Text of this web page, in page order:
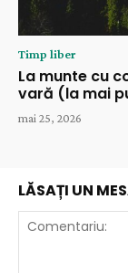
Timp liber
La munte cu
vară (la mai
mai 25, 2026
LĂSAȚI UN